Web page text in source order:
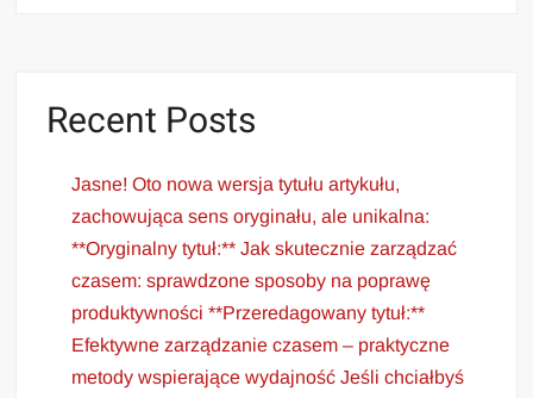
Recent Posts
Jasne! Oto nowa wersja tytułu artykułu,
zachowująca sens oryginału, ale unikalna:
**Oryginalny tytuł:** Jak skutecznie zarządzać
czasem: sprawdzone sposoby na poprawę
produktywności **Przeredagowany tytuł:**
Efektywne zarządzanie czasem – praktyczne
metody wspierające wydajność Jeśli chciałbyś